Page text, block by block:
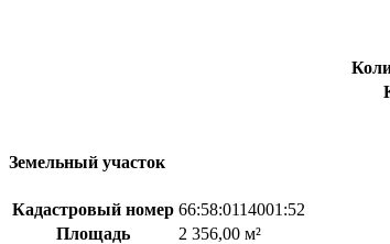
Земельный участок
Кадастровый номер 66:58:0114001:52
Площадь
2 356,00 м²